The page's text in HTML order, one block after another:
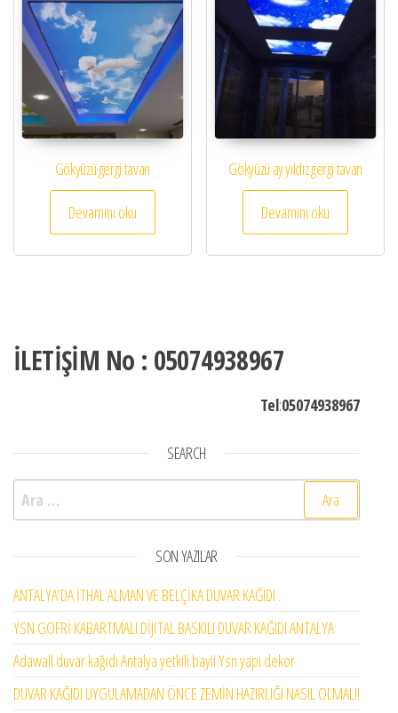
Gökyüzü gergi tavan
Devamını oku
Gökyüzü ay yıldız gergi tavan
Devamını oku
İLETİŞİM No : 05074938967
Tel:05074938967
SEARCH
Arama:
SON YAZILAR
ANTALYA’DA İTHAL ALMAN VE BELÇİKA DUVAR KAĞIDI .
YSN GOFRİ KABARTMALI DİJİTAL BASKILI DUVAR KAĞIDI ANTALYA
Adawall duvar kağıdı Antalya yetkili bayii Ysn yapı dekor
DUVAR KAĞIDI UYGULAMADAN ÖNCE ZEMİN HAZIRLIĞI NASIL OLMALI!